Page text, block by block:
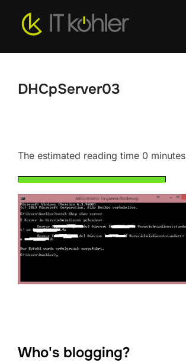
Inhalt
DHCpServer03
The estimated reading time 0 minutes
Who's blogging?